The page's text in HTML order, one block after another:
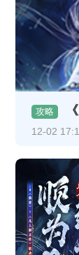
攻略
12-02